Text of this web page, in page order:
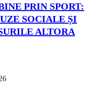
PRIN SPORT:
SOCIALE ȘI
ALTORA